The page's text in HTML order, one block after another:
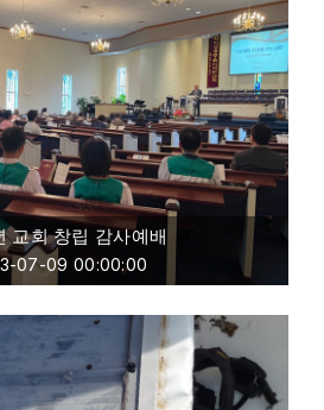
교회 창립 감사예배
07-09 00:00:00